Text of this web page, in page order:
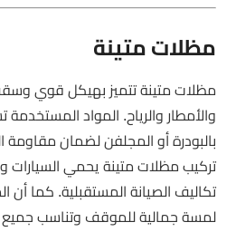
مظلات متينة
مظلات متينة تتميز بهيكل قوي
والأمطار والرياح. المواد
بالبودرة أو المجلفن لضمان
تركيب مظلات متينة يحمي السيارات
تكاليف الصيانة المستقبلية. كما أن
لمسة جمالية للموقف وتناسب جميع